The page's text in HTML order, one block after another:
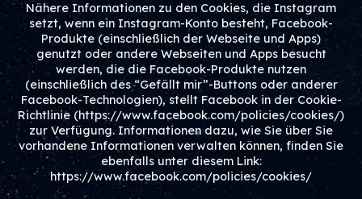
Nähere Informationen zu den Cookies, die Instagram
setzt, wenn ein Instagram-Konto besteht, Facebook-
Produkte (einschließlich der Webseite und Apps)
genutzt oder andere Webseiten und Apps besucht
werden, die die Facebook-Produkte nutzen
(einschließlich des “Gefällt mir”-Buttons oder anderer
Facebook-Technologien), stellt Facebook in der Cookie-
Richtlinie (https://www.facebook.com/policies/cookies/)
zur Verfügung. Informationen dazu, wie Sie über Sie
vorhandene Informationen verwalten können, finden Sie
ebenfalls unter diesem Link:
https://www.facebook.com/policies/cookies/